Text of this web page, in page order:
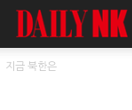
지금 북한은